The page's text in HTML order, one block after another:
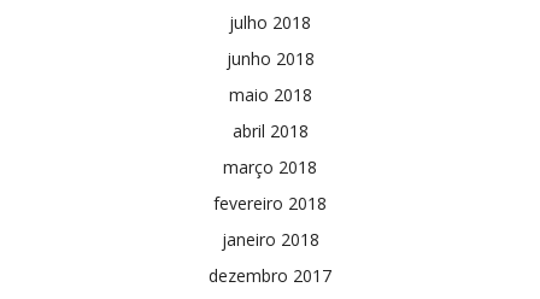
julho 2018
junho 2018
maio 2018
abril 2018
março 2018
fevereiro 2018
janeiro 2018
dezembro 2017